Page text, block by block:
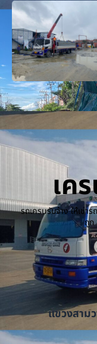
เค
รถเครนรับจ้าง ให้เช่า
ถูก
แขวงสาม